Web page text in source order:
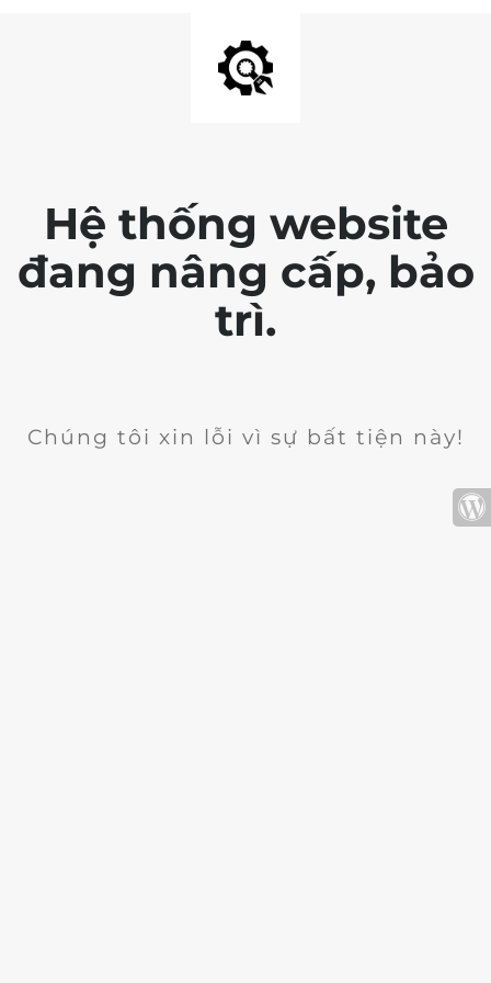
Hệ thống website
đang nâng cấp, bảo
trì.
Chúng tôi xin lỗi vì sự bất tiện này!